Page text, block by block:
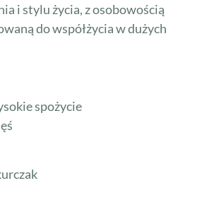
i stylu życia, z osobowością
do współżycia w dużych
spożycie